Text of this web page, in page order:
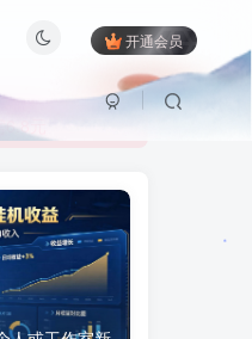
开通会员
6.8元
元